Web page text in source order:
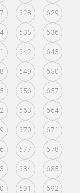
628 629
635 636
642 643
649 650
656 657
663 664
670 671
677 678
684 685
691 692